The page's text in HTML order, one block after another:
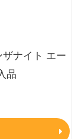
ナイト エー
品